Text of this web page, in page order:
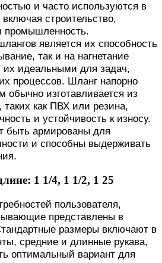
и часто используются в
строительство,
промышленность.
является их способность
так и на нагнетание
их идеальными для задач,
процессов. Шланг напорно
изготавливается из
как ПВХ или резина,
и устойчивость к износу.
быть армированы для
и способны выдерживать
1 1/4, 1 1/2, 1 25
пользователя,
представлены в
размеры включают в
средние и длинные рукава,
оптимальный вариант для